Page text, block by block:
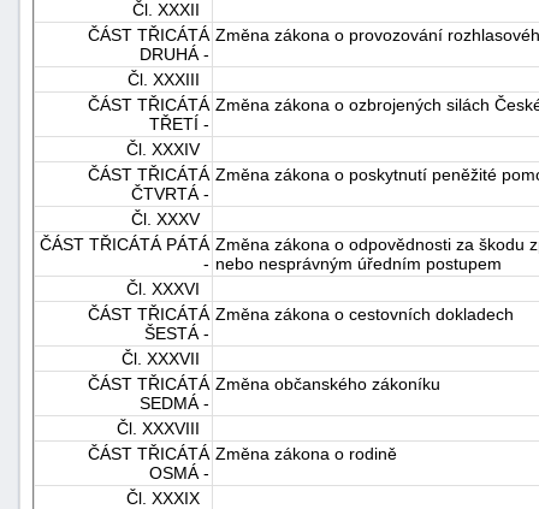
Čl. XXXII
ČÁST TŘICÁTÁ
DRUHÁ -
Změna zákona o provozování
Čl. XXXIII
ČÁST TŘICÁTÁ
TŘETÍ -
Změna zákona o ozbrojených silách
Čl. XXXIV
ČÁST TŘICÁTÁ
ČTVRTÁ -
Změna zákona o poskytnutí peněžité
Čl. XXXV
ČÁST TŘICÁTÁ PÁTÁ
-
Změna zákona o odpovědnosti za škodu
nebo nesprávným úředním postupem
Čl. XXXVI
ČÁST TŘICÁTÁ
ŠESTÁ -
Změna zákona o cestovních dokladech
Čl. XXXVII
ČÁST TŘICÁTÁ
SEDMÁ -
Změna občanského zákoníku
Čl. XXXVIII
ČÁST TŘICÁTÁ
OSMÁ -
Změna zákona o rodině
Čl. XXXIX